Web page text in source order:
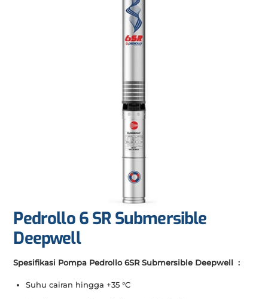
Pedrollo 6 SR Submersible
Deepwell
Spesifikasi Pompa Pedrollo 6SR Submersible Deepwell :
Suhu cairan hingga +35 °C